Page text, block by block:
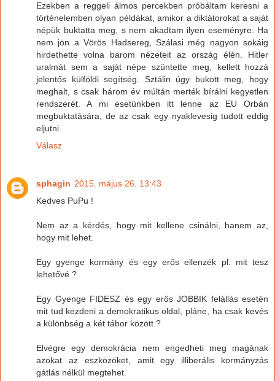
Ezekben a reggeli álmos percekben próbáltam keresni a
történelemben olyan példákat, amikor a diktátorokat a saját
népük buktatta meg, s nem akadtam ilyen eseményre. Ha
nem jön a Vörös Hadsereg, Szálasi még nagyon sokáig
hirdethette volna barom nézeteit az ország élén. Hitler
uralmát sem a saját népe szüntette meg, kellett hozzá
jelentős külföldi segítség. Sztálin úgy bukott meg, hogy
meghalt, s csak három év múltán merték bírálni kegyetlen
rendszerét. A mi esetünkben itt lenne az EU Orbán
megbuktatására, de az csak egy nyaklevesig tudott eddig
eljutni.
Válasz
sphagin 2015. május 26. 13:43
Kedves PuPu !
Nem az a kérdés, hogy mit kellene csinálni, hanem az,
hogy mit lehet.
Egy gyenge kormány és egy erős ellenzék pl. mit tesz
lehetővé ?
Egy Gyenge FIDESZ és egy erős JOBBIK felállás esetén
mit tud kezdeni a demokratikus oldal, pláne, ha csak kevés
a különbség a két tábor között.?
Elvégre egy demokrácia nem engedheti meg magának
azokat az eszközöket, amit egy illiberális kormányzás
gátlás nélkül megtehet.